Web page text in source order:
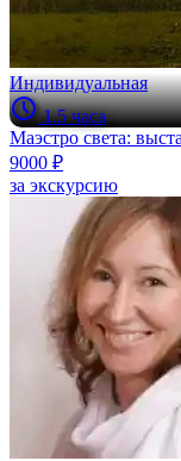
Индивидуальная
1.5 часа
Маэстро света:
9000 ₽
за экскурсию